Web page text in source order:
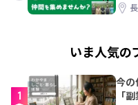
間
いま人気の
1
今の
「